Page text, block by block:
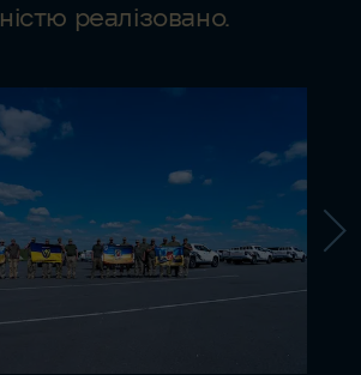
реалізовано.